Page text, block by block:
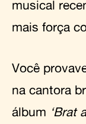
musical
mais força
Você
na cantora
álbum ‘Brat